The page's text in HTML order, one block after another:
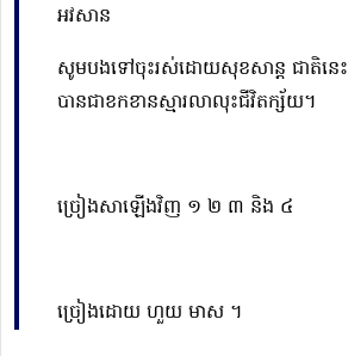
អវសាន
សូមបងទៅចុះរស់ដោយសុខសាន្ត ជាតិនេះ
បានជាខកខានស្មារលាលុះជីវិតក្ស័យ។
ច្រៀងសាឡើងវិញ ១ ២ ៣ និង ៤
ច្រៀងដោយ ហួយ មាស ។